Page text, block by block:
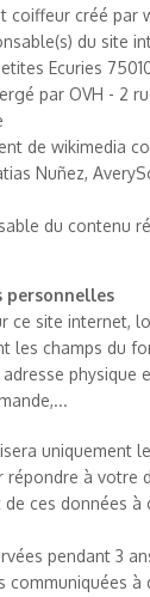
coiffeur créé par
du site
Ecuries
par OVH - 2
de wikimedia
Nuñez,
du contenu
personnelles
ce site internet,
les champs du
physique
uniquement
répondre à votre
ces données à
pendant 3
communiquées à